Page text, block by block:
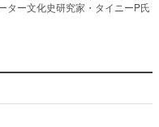
ター文化史研究家・タイニーP氏